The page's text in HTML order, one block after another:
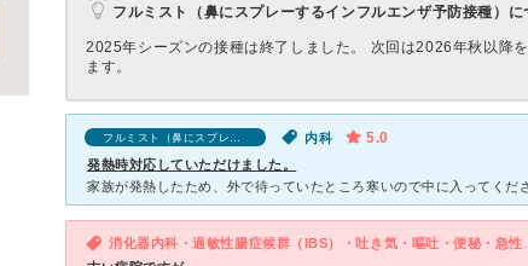
フルミスト（鼻にスプレーするインフルエンザ予防接種）に
2025年シーズンの接種は終了しました。 次回は2026年秋以降
ます。
フルミスト（鼻にスプレーするインフルエンザ予防接種）の口コミ 内科 5.0
発熱時対応していただけました。